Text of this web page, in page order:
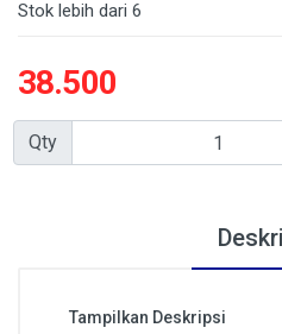
Stok lebih dari 6
38.500
Qty
Tampilkan Deskripsi